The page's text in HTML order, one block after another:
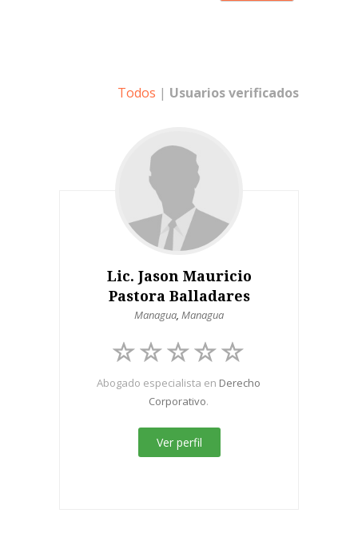
Todos | Usuarios verificados
Lic. Jason Mauricio
Pastora Balladares
Managua, Managua
Abogado especialista en Derecho
Corporativo.
Ver perfil